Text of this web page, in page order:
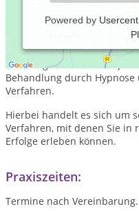
Powered by
In meiner psychologischen
Psychotherapie nach dem
Beratung und
Behandlung durch
Verfahren.
Hierbei handelt es sich um
Verfahren, mit denen Sie in
Erfolge erleben können.
Praxiszeiten:
Termine nach Vereinbarung.